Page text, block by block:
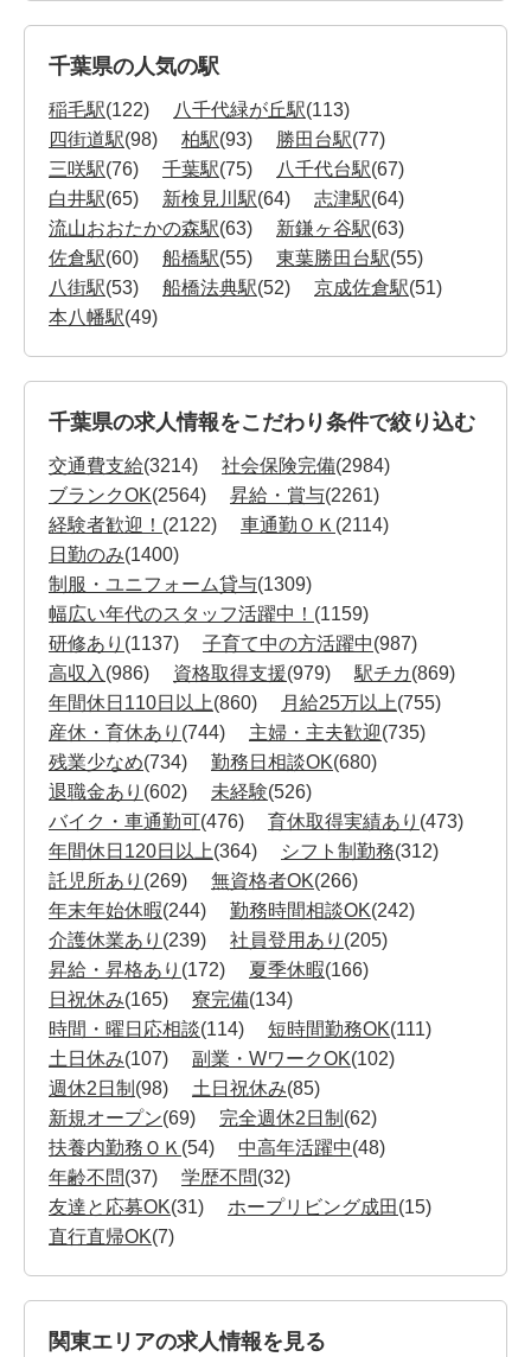
千葉県の人気の駅
稲毛駅(122) 八千代緑が丘駅(113)
四街道駅(98) 柏駅(93) 勝田台駅(77)
三咲駅(76) 千葉駅(75) 八千代台駅(67)
白井駅(65) 新検見川駅(64) 志津駅(64)
流山おおたかの森駅(63) 新鎌ヶ谷駅(63)
佐倉駅(60) 船橋駅(55) 東葉勝田台駅(55)
八街駅(53) 船橋法典駅(52) 京成佐倉駅(51)
本八幡駅(49)
千葉県の求人情報をこだわり条件で絞り込む
交通費支給(3214) 社会保険完備(2984)
ブランクOK(2564) 昇給・賞与(2261)
経験者歓迎！ (2122) 車通勤ＯＫ (2114)
日勤のみ(1400)
制服・ユニフォーム貸与(1309)
幅広い年代のスタッフ活躍中！ (1159)
研修あり (1137) 子育て中の方活躍中(987)
高収入 (986) 資格取得支援(979) 駅チカ(869)
年間休日110日以上(860) 月給25万以上(755)
産休・育休あり (744) 主婦・主夫歓迎(735)
残業少なめ(734) 勤務日相談OK(680)
退職金あり (602) 未経験(526)
バイク・車通勤可(476) 育休取得実績あり (473)
年間休日120日以上(364) シフト制勤務(312)
託児所あり (269) 無資格者OK(266)
年末年始休暇(244) 勤務時間相談OK(242)
介護休業あり (239) 社員登用あり (205)
昇給・昇格あり (172) 夏季休暇(166)
日祝休み(165) 寮完備(134)
時間・曜日応相談(114) 短時間勤務OK(111)
土日休み(107) 副業・WワークOK(102)
週休2日制 (98) 土日祝休み(85)
新規オープン(69) 完全週休2日制 (62)
扶養内勤務ＯＫ (54) 中高年活躍中(48)
年齢不問(37) 学歴不問(32)
友達と応募OK(31) ホープリビング成田 (15)
直行直帰OK(7)
関東エリアの求人情報を見る